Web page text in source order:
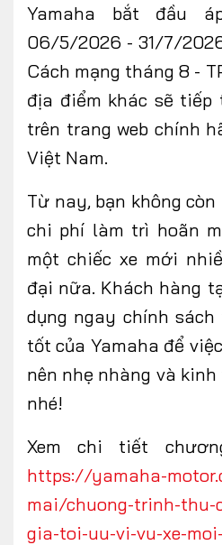
Yamaha bắt đầu
06/5/2026 - 31/7/
Cách mạng tháng 8 -
địa điểm khác sẽ tiếp
trên trang web chính
Việt Nam.
Từ nay, bạn không
chi phí làm trì hoãn
một chiếc xe mới
đại nữa. Khách hàng
dụng ngay chính
tốt của Yamaha để
nên nhẹ nhàng và
nhé!
Xem chi tiết
https://yamaha-
mai/chuong-trinh-thu-
gia-toi-uu-vi-vu-xe-